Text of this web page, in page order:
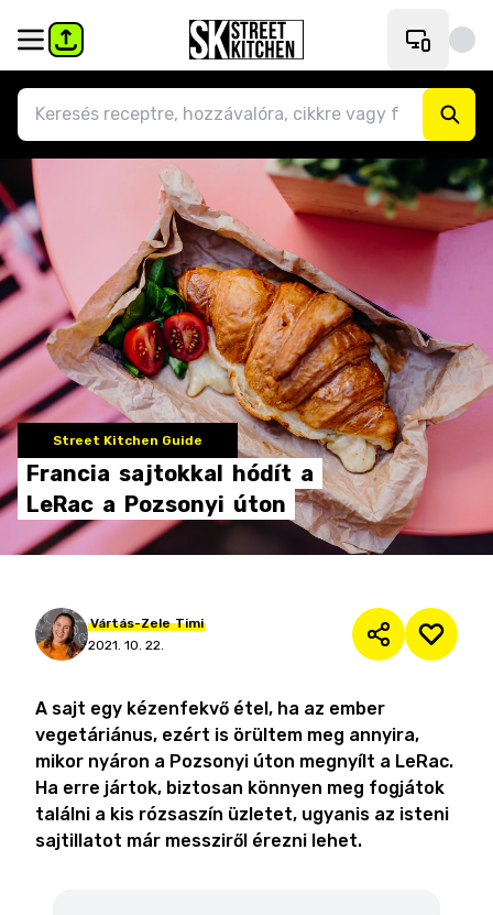
Street Kitchen Guide
Francia sajtokkal hódít a
LeRac a Pozsonyi úton
Vártás-Zele Timi
2021. 10. 22.
A sajt egy kézenfekvő étel, ha az ember
vegetáriánus, ezért is örültem meg annyira,
mikor nyáron a Pozsonyi úton megnyílt a LeRac.
Ha erre jártok, biztosan könnyen meg fogjátok
találni a kis rózsaszín üzletet, ugyanis az isteni
sajtillatot már messziről érezni lehet.